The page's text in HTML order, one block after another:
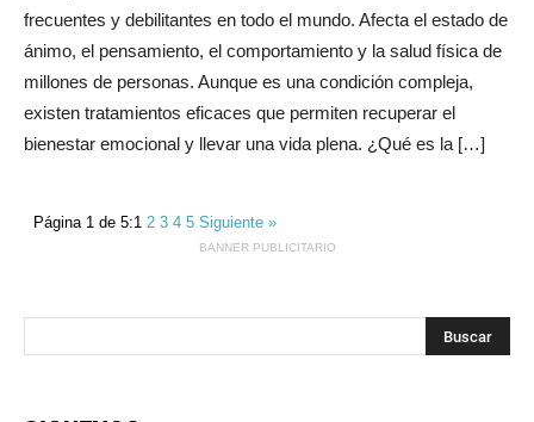
frecuentes y debilitantes en todo el mundo. Afecta el estado de
ánimo, el pensamiento, el comportamiento y la salud física de
millones de personas. Aunque es una condición compleja,
existen tratamientos eficaces que permiten recuperar el
bienestar emocional y llevar una vida plena. ¿Qué es la […]
Página 1 de 5:1 2345Siguiente »
BANNER PUBLICITARIO